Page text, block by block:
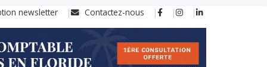
newsletter Contactez-nous